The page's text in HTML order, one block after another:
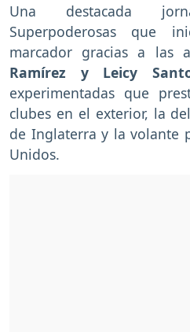
Una destacada
Superpoderosas que
marcador gracias a las
Ramírez y Leicy
experimentadas que
clubes en el exterior, la
de Inglaterra y la volante
Unidos.